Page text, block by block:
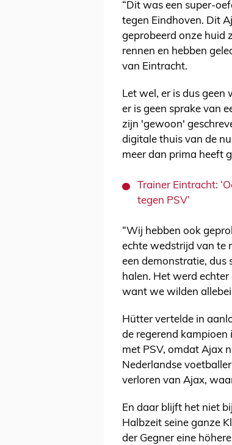
“Dit was een super-
tegen Eindhoven. Dit
geprobeerd onze huid
rennen en hebben
van Eintracht.
Let wel, er is dus geen
er is geen sprake van
zijn 'gewoon'
digitale thuis van de
meer dan prima heeft
Trainer Eintracht:
tegen PSV’
“Wij hebben ook
echte wedstrijd van te
een demonstratie, dus
halen. Het werd
want we wilden allebei
Hütter vertelde in
de regerend kampioen
met PSV, omdat Ajax
Nederlandse
verloren van Ajax,
En daar blijft het niet
Halbzeit seine ganze
der Gegner eine